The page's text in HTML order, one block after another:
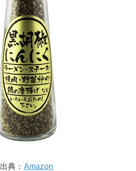
出典： Amazon